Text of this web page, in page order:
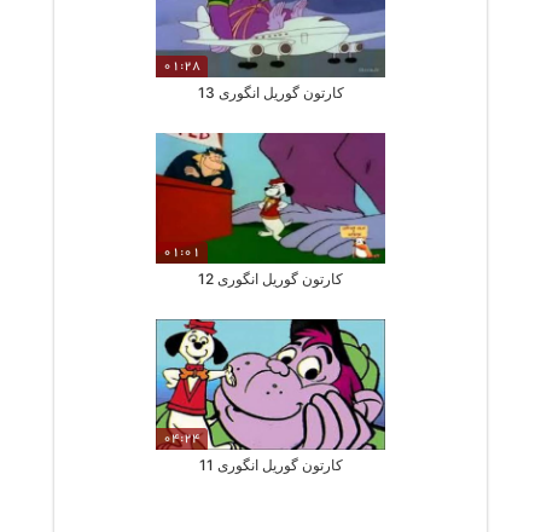
01:28
کارتون گوریل انگوری 13
01:01
کارتون گوریل انگوری 12
04:24
کارتون گوریل انگوری 11